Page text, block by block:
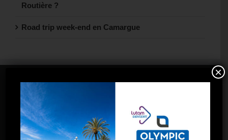
Routière ?
Road trip week-end en Camargue
NOS AGENCES
Aix-les-Milles
Aix-Nord
×